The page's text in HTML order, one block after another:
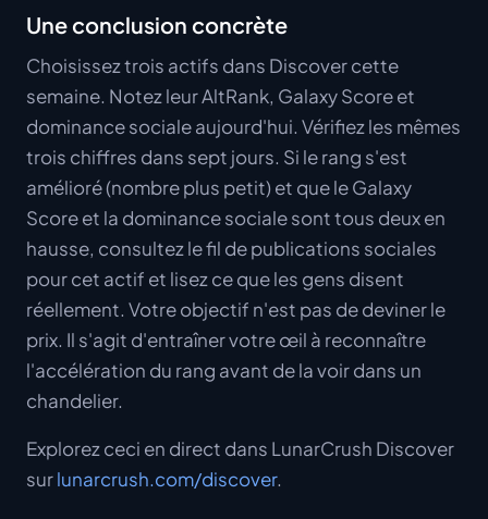
Une conclusion concrète
Choisissez trois actifs dans Discover cette
semaine. Notez leur AltRank, Galaxy Score et
dominance sociale aujourd'hui. Vérifiez les mêmes
trois chiffres dans sept jours. Si le rang s'est
amélioré (nombre plus petit) et que le Galaxy
Score et la dominance sociale sont tous deux en
hausse, consultez le fil de publications sociales
pour cet actif et lisez ce que les gens disent
réellement. Votre objectif n'est pas de deviner le
prix. Il s'agit d'entraîner votre œil à reconnaître
l'accélération du rang avant de la voir dans un
chandelier.
Explorez ceci en direct dans LunarCrush Discover
surlunarcrush.com/discover.